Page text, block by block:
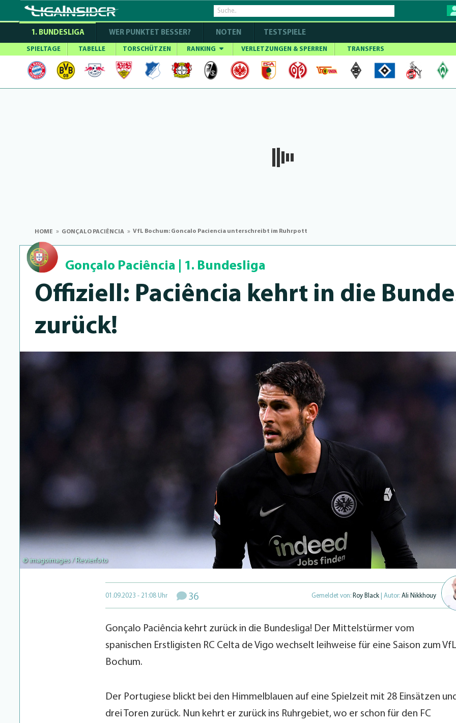
1. BUNDESLIGA WER PUNKTET BESSER? NOTEN TESTSPIELE
SPIELTAGE TABELLE TORSCHÜTZEN RANKING VERLETZUNGEN & SPERREN TRANSFERS
HOME GONÇALO PACIÊNCIA VfL Bochum: Goncalo Paciencia unterschreibt im Ruhrpott
Gonçalo Paciência 1. Bundesliga
Offiziell: Paciência kehrt in die
zurück!
© imagoimages / Revierfoto
01.09.2023 - 21:08 Uhr 36 Gemeldet von: Roy Black | Autor: Ali Nikkhouy
Gonçalo Paciência kehrt zurück in die Bundesliga! Der Mittelstürmer vom
spanischen Erstligisten RC Celta de Vigo wechselt leihweise für eine Saison zum VfL
Bochum.
Der Portugiese blickt bei den Himmelblauen auf eine Spielzeit mit 28 Einsätzen
drei Toren zurück. Nun kehrt er zurück ins Ruhrgebiet, wo er schon für den FC